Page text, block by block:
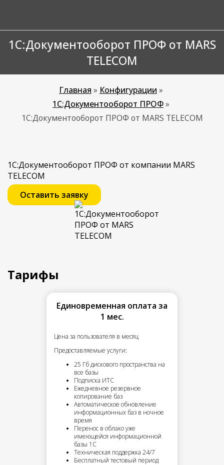
1С:Документооборот ПРОФ от MARS
TELECOM
Главная » Конфигурации »
1С:Документооборот ПРОФ»
1С:Документооборот ПРОФ от MARS TELECOM
1С:Документооборот ПРОФ от компании MARS
TELECOM
Оставить заявку
Тарифы
Единовременная оплата за
1 мес.
Цена за пользователя в месяц
Предоставляемые услуги:
25 Гб дискового пространства на
все базы
Подписка ИТС
Ежедневное резервное
копирование баз
Автоматическое обновление
информационных баз в ночное
время
Перенос в облако уже
имеющейся информационной
базы 1С
Техническая поддержка 24/7
Бесплатный тестовый период